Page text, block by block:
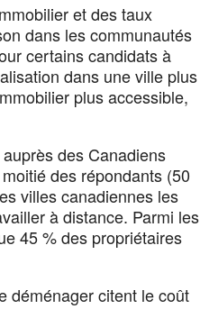
et des taux
dans les communautés
certains candidats à
dans une ville plus
plus accessible,
auprès des Canadiens
des répondants (50
villes canadiennes les
à distance. Parmi les
45 % des propriétaires
déménager citent le coût